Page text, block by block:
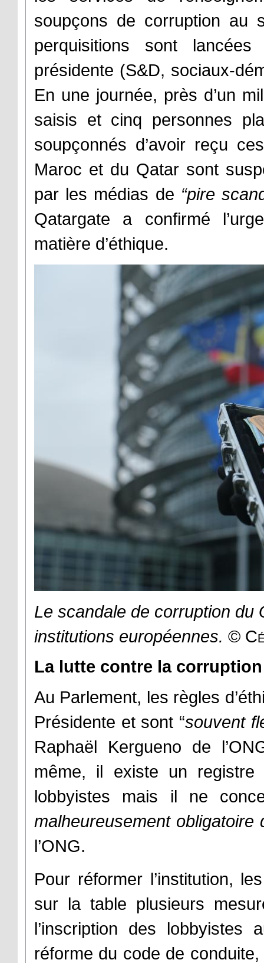
soupçons de corruption au
perquisitions sont
présidente (S&D, sociaux-
En une journée, près d’un
saisis et cinq personnes
soupçonnés d’avoir reçu
Maroc et du Qatar sont
par les médias de “pire
Qatargate a confirmé
matière d’éthique.
Le scandale de corruption du
institutions européennes. ©
La lutte contre la
Au Parlement, les règles
Présidente et sont “souvent
Raphaël Kergueno de
même, il existe un registre
lobbyistes mais il ne
malheureusement obligatoire
l’ONG.
Pour réformer l’institution,
sur la table plusieurs
l’inscription des lobbyistes
réforme du code de